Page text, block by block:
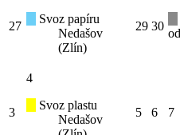
27
Svoz papíru
Nedašov
(Zlín)
29 30
3
4
Svoz plastu
Nedašov
5 6 7